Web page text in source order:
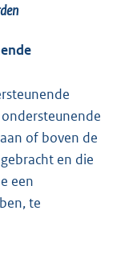
of boven de
en die
een
te